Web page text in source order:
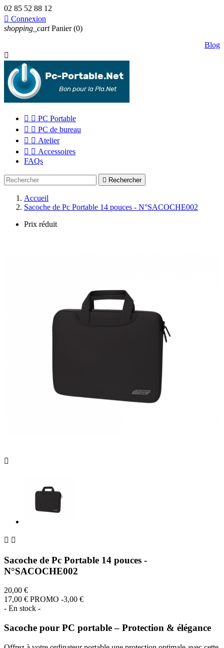
02 85 52 88 12
 Connexion
shopping_cart Panier (0)
Blog

  PC Portable
  PC de bureau
  Atelier
  Accessoires
FAQs
 Rechercher
Accueil
Sacoche de Pc Portable 14 pouces - N°SACOCHE002
Prix réduit

 
Sacoche de Pc Portable 14 pouces -
N°SACOCHE002
20,00 €
17,00 € PROMO -3,00 €
- En stock -
Sacoche pour PC portable – Protection & élégance